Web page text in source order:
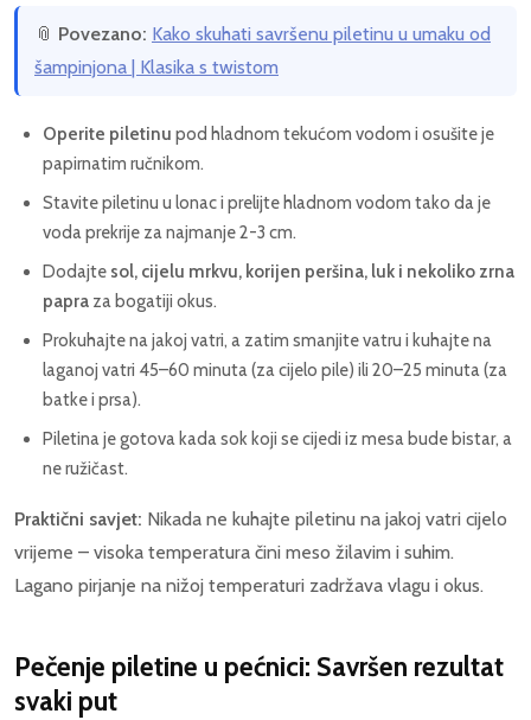
📎 Povezano: Kako skuhati savršenu piletinu u umaku od
šampinjona | Klasika s twistom
Operite piletinu pod hladnom tekućom vodom i osušite je
papirnatim ručnikom.
Stavite piletinu u lonac i prelijte hladnom vodom tako da je
voda prekrije za najmanje 2-3 cm.
Dodajte sol, cijelu mrkvu, korijen peršina, luk i nekoliko zrna
papra za bogatiji okus.
Prokuhajte na jakoj vatri, a zatim smanjite vatru i kuhajte na
laganoj vatri 45–60 minuta (za cijelo pile) ili 20–25 minuta (za
batke i prsa).
Piletina je gotova kada sok koji se cijedi iz mesa bude bistar, a
ne ružičast.
Praktični savjet: Nikada ne kuhajte piletinu na jakoj vatri cijelo
vrijeme – visoka temperatura čini meso žilavim i suhim.
Lagano pirjanje na nižoj temperaturi zadržava vlagu i okus.
Pečenje piletine u pećnici: Savršen rezultat
svaki put